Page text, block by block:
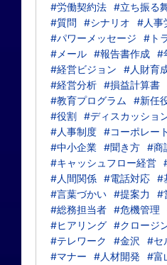
#労働契約法 #立ち振る
#質問
#シナリオ
#人事
#パワーメッセージ
#ト
#メール #報告書作成 #
#経営ビジョン
#人財育
#経営分析 #損益計算書
#教育プログラム
#新任
#役割 #ディスカッショ
#人事制度 #コーポレー
#中小企業 #聞き方 #商
#キャッシュフロー経営
#人間関係 #電話対応 #
#言葉づかい #提案力 #
#総務担当者 #危機管理
#ヒアリング #クロージ
#テレワーク
#金沢
#セ
#マナー
#人材開発 #富